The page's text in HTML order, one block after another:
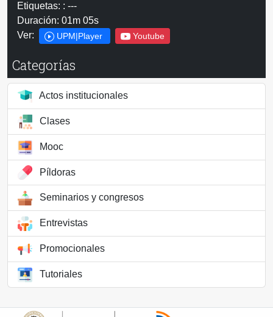
Etiquetas: : ---
Duración: 01m 05s
Ver:
UPM|Player Youtube
Categorías
Actos institucionales
Clases
Mooc
Píldoras
Seminarios y congresos
Entrevistas
Promocionales
Tutoriales